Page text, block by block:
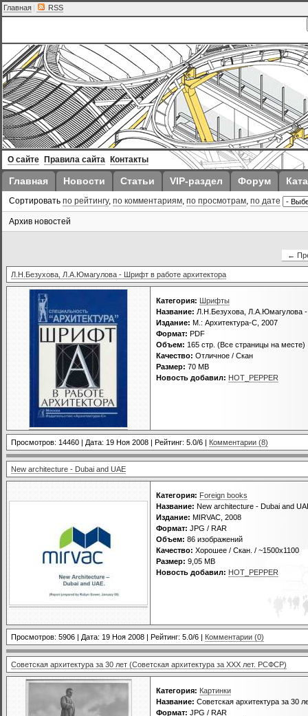
Главная | RSS
О сайте Правила сайта Контакты
Главная Новости Статьи VIP-раздел Форум
Сортировать по рейтингу, по комментариям, по просмотрам, по дате
Архив новостей
←
Л.Н.Безухова, Л.А.Юмагулова - Шрифт в работе архитектора
Категория: Шрифты
Название: Л.Н.Безухова, Л.А.Юмагулова
Издание: М.: Архитектура-С, 2007
Формат: PDF
Объем: 165 стр. (Все страницы на месте)
Качество: Отличное / Скан
Размер: 70 MB
Новость добавил: HOT_PEPPER
Просмотров: 14460 | Дата: 19 Ноя 2008 | Рейтинг: 5.0/6 | Комментарии (8)
New architecture - Dubai and UAE
Категория: Foreign books
Название: New architecture - Dubai and
Издание: MIRVAC, 2008
Формат: JPG / RAR
Объем: 86 изображений
Качество: Хорошее / Скан. / ~1500х1100
Размер: 9,05 MB
Новость добавил: HOT_PEPPER
Просмотров: 5906 | Дата: 19 Ноя 2008 | Рейтинг: 5.0/6 | Комментарии (0)
Советская архитектура за 30 лет (Советская архитектура за XXX лет. РСФСР)
Категория: Картинки
Название: Советская архитектура за 30
Формат: JPG / RAR